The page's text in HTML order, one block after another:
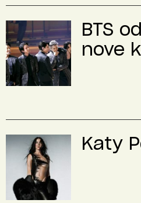
BTS
nove
Katy